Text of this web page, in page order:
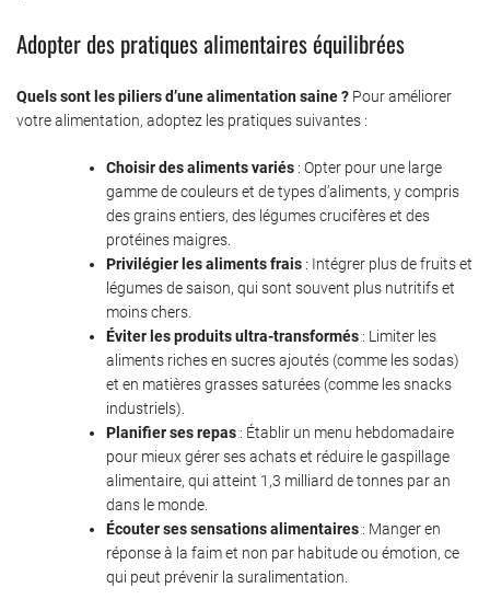
Adopter des pratiques alimentaires équilibrées
Quels sont les piliers d’une alimentation saine ? Pour améliorer
votre alimentation, adoptez les pratiques suivantes :
Choisir des aliments variés : Opter pour une large
gamme de couleurs et de types d’aliments, y compris
des grains entiers, des légumes crucifères et des
protéines maigres.
Privilégier les aliments frais : Intégrer plus de fruits et
légumes de saison, qui sont souvent plus nutritifs et
moins chers.
Éviter les produits ultra-transformés : Limiter les
aliments riches en sucres ajoutés (comme les sodas)
et en matières grasses saturées (comme les snacks
industriels).
Planifier ses repas : Établir un menu hebdomadaire
pour mieux gérer ses achats et réduire le gaspillage
alimentaire, qui atteint 1,3 milliard de tonnes par an
dans le monde.
Écouter ses sensations alimentaires : Manger en
réponse à la faim et non par habitude ou émotion, ce
qui peut prévenir la suralimentation.